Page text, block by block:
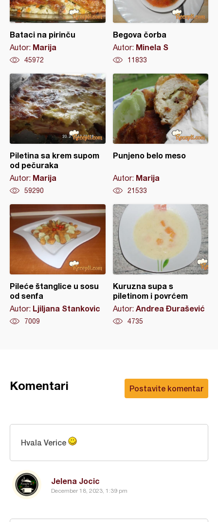
Bataci na pirinču
Autor: Marija
45972
Begova čorba
Autor: Minela S
11833
Piletina sa krem supom
od pečuraka
Autor: Marija
59290
Punjeno belo meso
Autor: Marija
21533
Pileće štanglice u sosu
od senfa
Autor: Ljiljana Stankovic
7009
Kuruzna supa s
piletinom i povrćem
Autor: Andrea Đurašević
4735
Postavite komentar
Komentari
Jelena Jocic
December 18, 2023, 1:39 pm
Hvala Verice